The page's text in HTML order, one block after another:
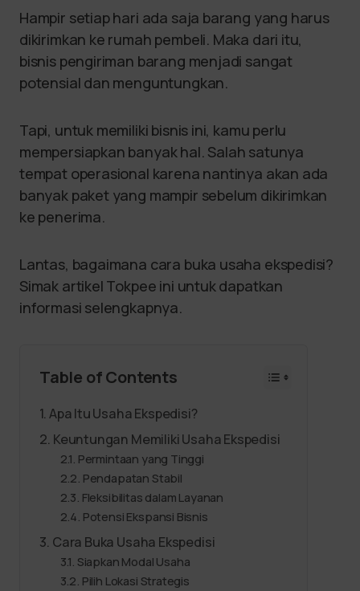
Hampir setiap hari ada saja barang yang harus
dikirimkan ke rumah pembeli. Maka dari itu,
bisnis pengiriman barang menjadi sangat
potensial dan menguntungkan.
Tapi, untuk memiliki bisnis ini, kamu perlu
mempersiapkan banyak hal. Salah satunya
tempat operasional karena nantinya akan ada
banyak paket yang mampir sebelum dikirimkan
ke penerima.
Lantas, bagaimana cara buka usaha ekspedisi?
Simak artikel Tokpee ini untuk dapatkan
informasi selengkapnya.
Table of Contents
Apa Itu Usaha Ekspedisi?
Keuntungan Memiliki Usaha Ekspedisi
Permintaan yang Tinggi
Pendapatan Stabil
Fleksibilitas dalam Layanan
Potensi Ekspansi Bisnis
Cara Buka Usaha Ekspedisi
Siapkan Modal Usaha
Pilih Lokasi Strategis